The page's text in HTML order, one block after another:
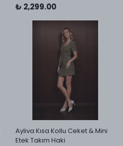
₺ 2,299.00
Ayliva Kısa Kollu Ceket & Mini
Etek Takım Haki